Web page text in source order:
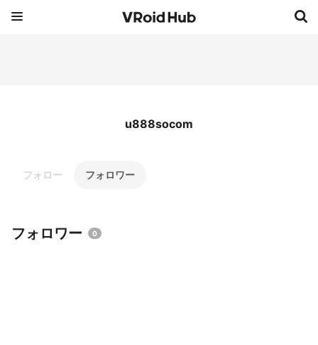
u888socom
フォロー フォロワー
フォロワー 0